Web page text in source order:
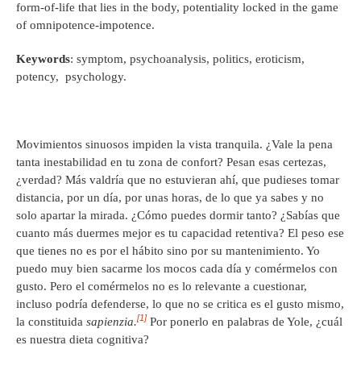
form-of-life that lies in the body, potentiality locked in the game
of omnipotence-impotence.
Keywords: symptom, psychoanalysis, politics, eroticism,
potency, psychology.
Movimientos sinuosos impiden la vista tranquila. ¿Vale la pena
tanta inestabilidad en tu zona de confort? Pesan esas certezas,
¿verdad? Más valdría que no estuvieran ahí, que pudieses tomar
distancia, por un día, por unas horas, de lo que ya sabes y no
solo apartar la mirada. ¿Cómo puedes dormir tanto? ¿Sabías que
cuanto más duermes mejor es tu capacidad retentiva? El peso ese
que tienes no es por el hábito sino por su mantenimiento. Yo
puedo muy bien sacarme los mocos cada día y comérmelos con
gusto. Pero el comérmelos no es lo relevante a cuestionar,
incluso podría defenderse, lo que no se critica es el gusto mismo,
la constituida sapienzia.[1] Por ponerlo en palabras de Yole, ¿cuál
es nuestra dieta cognitiva?